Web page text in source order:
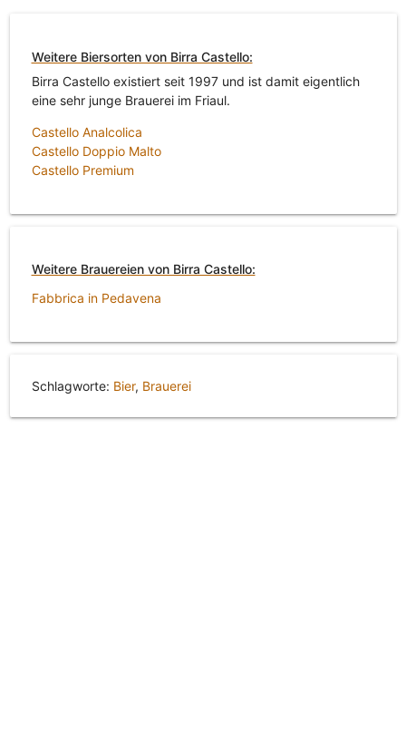
Weitere Biersorten von Birra Castello:
Birra Castello existiert seit 1997 und ist damit eigentlich
eine sehr junge Brauerei im Friaul.
Castello Analcolica
Castello Doppio Malto
Castello Premium
Weitere Brauereien von Birra Castello:
Fabbrica in Pedavena
Schlagworte: Bier, Brauerei